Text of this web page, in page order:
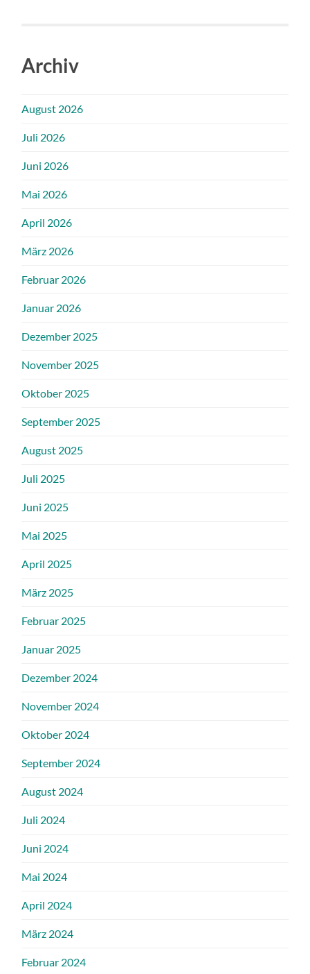
Archiv
August 2026
Juli 2026
Juni 2026
Mai 2026
April 2026
März 2026
Februar 2026
Januar 2026
Dezember 2025
November 2025
Oktober 2025
September 2025
August 2025
Juli 2025
Juni 2025
Mai 2025
April 2025
März 2025
Februar 2025
Januar 2025
Dezember 2024
November 2024
Oktober 2024
September 2024
August 2024
Juli 2024
Juni 2024
Mai 2024
April 2024
März 2024
Februar 2024